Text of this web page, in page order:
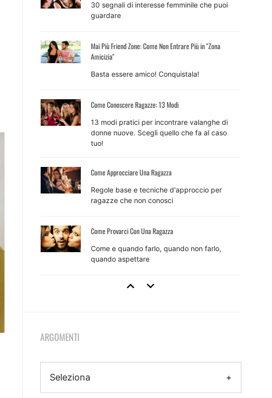
30 segnali di interesse femminile che puoi
guardare
Mai Più Friend Zone: Come Non Entrare Più in "Zona
Amicizia"
Basta essere amico! Conquistala!
Come Conoscere Ragazze: 13 Modi
13 modi pratici per incontrare valanghe di
donne nuove. Scegli quello che fa al caso
tuo!
Come Approcciare Una Ragazza
Regole base e tecniche d'approccio per
ragazze che non conosci
Come Provarci Con Una Ragazza
Come e quando farlo, quando non farlo,
quando aspettare
Tecniche Di Seduzione
ARGOMENTI
Seleziona